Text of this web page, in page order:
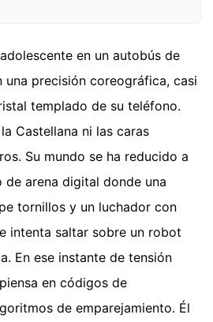
en un autobús de
una precisión coreográfica, casi
templado de su teléfono.
Castellana ni las caras
Su mundo se ha reducido a
de arena digital donde una
tornillos y un luchador con
intenta saltar sobre un robot
En ese instante de tensión
en códigos de
de emparejamiento. Él